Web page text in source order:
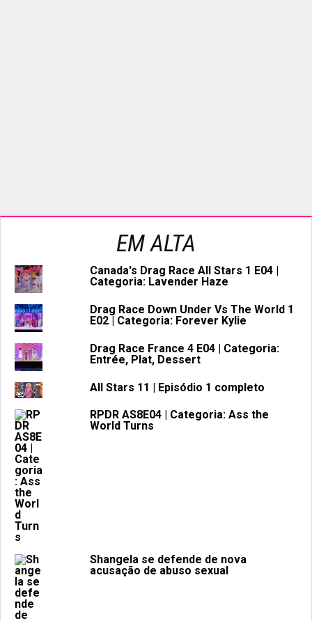
EM ALTA
Canada's Drag Race All Stars 1 E04 |
Categoria: Lavender Haze
Drag Race Down Under Vs The World 1
E02 | Categoria: Forever Kylie
Drag Race France 4 E04 | Categoria:
Entrée, Plat, Dessert
All Stars 11 | Episódio 1 completo
RPDR AS8E04 | Categoria: Ass the
World Turns
Shangela se defende de nova
acusação de abuso sexual